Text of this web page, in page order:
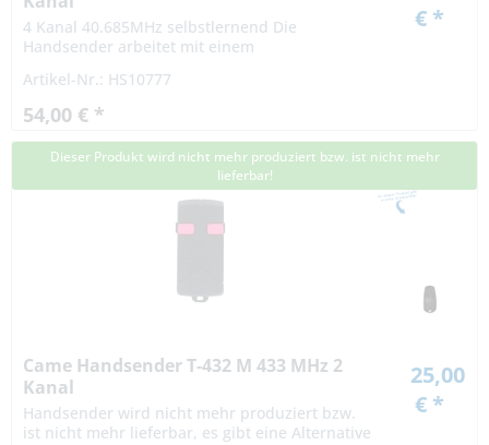
4 Kanal 40.685MHz selbstlernend Die
Handsender arbeitet mit einem
Rollingcodeverfahren ist hochsicher. Das Signal
variiert nach...
Artikel-Nr.: HS10777
54,00 € *
€ *
Dieser Produkt wird nicht mehr produziert bzw. ist nicht mehr
lieferbar!
Came Handsender T-432 M 433 MHz 2
Kanal
Handsender wird nicht mehr produziert bzw.
ist nicht mehr lieferbar, es gibt eine Alternative
25,00
€ *